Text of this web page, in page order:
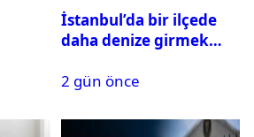
İstanbul’da bir ilçede
daha denize girmek
2 gün önce